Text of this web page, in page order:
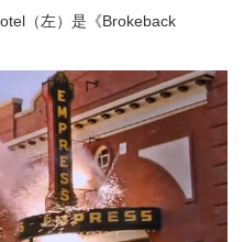
（左）是《Brokeback